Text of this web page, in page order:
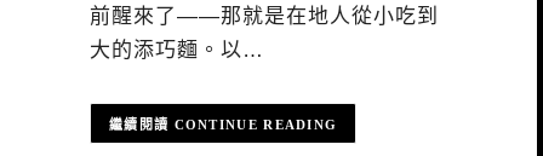
前醒來了——那就是在地人從小吃到
大的添巧麵。以…
CONTINUE READING